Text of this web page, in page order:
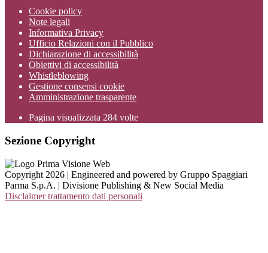
Cookie policy
Note legali
Informativa Privacy
Ufficio Relazioni con il Pubblico
Dichiarazione di accessibilità
Obiettivi di accessibilità
Whistleblowing
Gestione consensi cookie
Amministrazione trasparente
Pagina visualizzata 284 volte
Sezione Copyright
Copyright 2026 | Engineered and powered by Gruppo Spaggiari
Parma S.p.A. | Divisione Publishing & New Social Media
Disclaimer trattamento dati personali